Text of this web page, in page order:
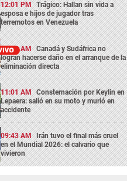
12:01 PM Trágico: Hallan sin vida a
esposa e hijos de jugador tras
terremotos en Venezuela
11:05 AM Canadá y Sudáfrica no
logran hacerse daño en el arranque de la
eliminación directa
11:01 AM Consternación por Keylin en
Lepaera: salió en su moto y murió en
accidente
09:43 AM Irán tuvo el final más cruel
en el Mundial 2026: el calvario que
vivieron